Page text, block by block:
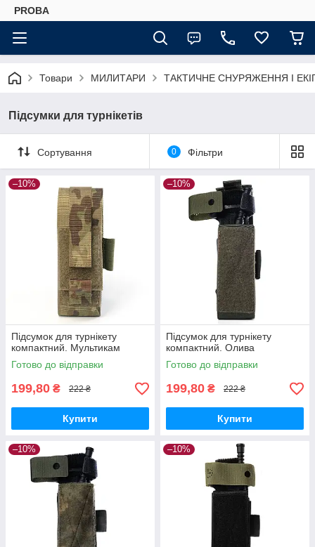
PROBA
Товари МИЛИТАРИ ТАКТИЧНЕ СНУРЯЖЕННЯ І
Підсумки для турнікетів
Сортування 0 Фільтри
–10%
Підсумок для турнікету
компактний. Мультикам
Готово до відправки
199,80 ₴ 222 ₴
Купити
–10%
Підсумок для турнікету
компактний. Олива
Готово до відправки
199,80 ₴ 222 ₴
Купити
–10% –10%